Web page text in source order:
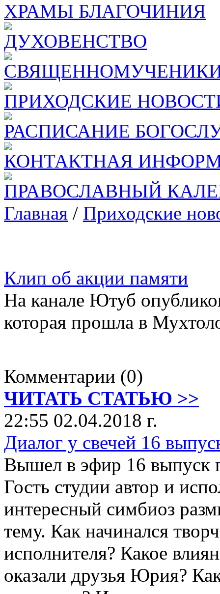
ХРАМЫ БЛАГОЧИНИЯ
ДУХОВЕНСТВО
ПРИХОДСКИЕ
РАСПИСАНИЕ
КОНТАКТНАЯ
ПРАВОСЛАВНЫЙ
Главная / Приходские
Клип об акции памяти
На канале Ютуб
которая прошла в
Комментарии (0)
ЧИТАТЬ СТАТЬЮ >>
22:55 02.04.2018 г.
Диалог у свечей 16
Вышел в эфир 16 выпуск
Гость студии автор и
интересный симбиоз
тему. Как начинался
исполнителя? Какое
оказали друзья Юрия?